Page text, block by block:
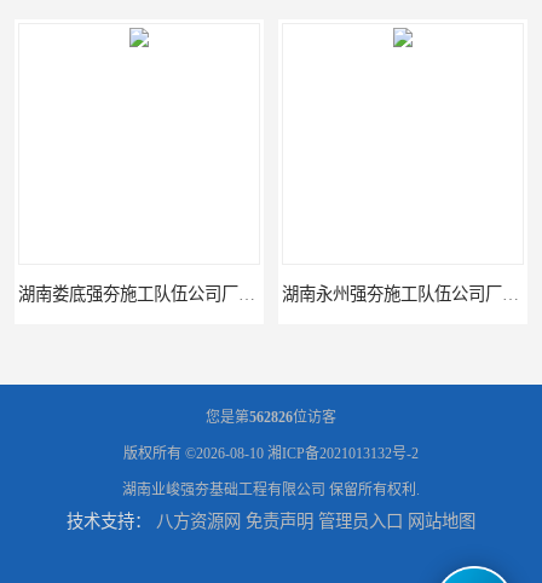
您是第562826位访客
版权所有 ©2026-08-10 湘ICP备2021013132号-2
湖南业峻强夯基础工程有限公司 保留所有权利.
技术支持： 八方资源网 免责声明 管理员入口 网站地图